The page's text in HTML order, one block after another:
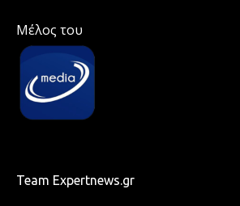
Μέλος του
Team Expertnews.gr